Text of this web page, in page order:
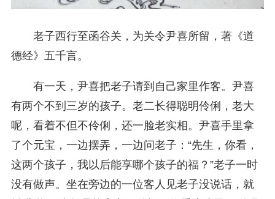
老子西行至函谷关，为关令尹喜所留，著《道
德经》五千言。
有一天，尹喜把老子请到自己家里作客。尹喜
有两个不到三岁的孩子。老二长得聪明伶俐，老大
呢，看着不但不伶俐，还一脸老实相。尹喜手里拿
了个元宝，一边摆弄，一边问老子：“先生，你看，
这两个孩子，我以后能享哪个孩子的福？”老子一时
没有做声。坐在旁边的一位客人见老子没说话，就